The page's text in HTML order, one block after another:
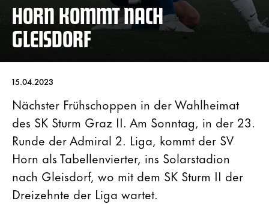
HORN KOMMT NACH
GLEISDORF
15.04.2023
Nächster Frühschoppen in der Wahlheimat
des SK Sturm Graz II. Am Sonntag, in der 23.
Runde der Admiral 2. Liga, kommt der SV
Horn als Tabellenvierter, ins Solarstadion
nach Gleisdorf, wo mit dem SK Sturm II der
Dreizehnte der Liga wartet.